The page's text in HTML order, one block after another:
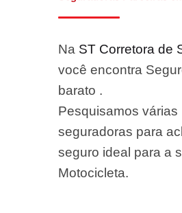
Na ST Corretora de
você encontra
barato .
Pesquisamos várias
seguradoras para
seguro ideal para a
Motocicleta.